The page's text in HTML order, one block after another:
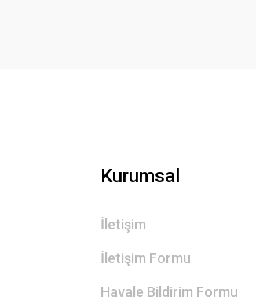
Kurumsal
İletişim
İletişim Formu
Havale Bildirim Formu